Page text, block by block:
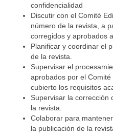
confidencialidad
Discutir con el Comité
número de la revista, a
corregidos y aprobados
Planificar y coordinar el
de la revista.
Supervisar el
aprobados por el
cubierto los requisitos
Supervisar la corrección
la revista.
Colaborar para
la publicación de la